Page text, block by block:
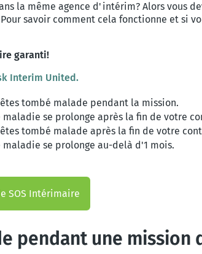
la même agence d'intérim? Alors vous
savoir comment cela fonctionne et si
garanti!
Interim United.
êtes tombé malade pendant la mission.
maladie se prolonge après la fin de votre
êtes tombé malade après la fin de votre
maladie se prolonge au-delà d'1 mois.
SOS Intérimaire
pendant une